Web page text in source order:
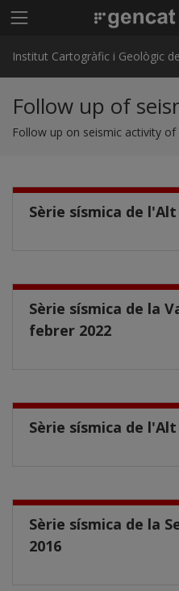
Main menu ICGC
Institut Cartogràfic i Geològic
Follow up of
Follow up on seismic activity
Sèrie sísmica de
Sèrie sísmica de la
febrer 2022
Sèrie sísmica de
Sèrie sísmica de la
2016